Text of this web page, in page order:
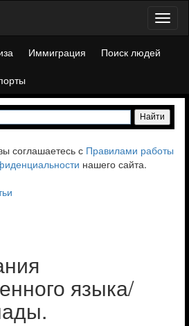
Иммиграция
Поиск людей
соглашаетесь с Правилами работы
нашего сайта.
языка/